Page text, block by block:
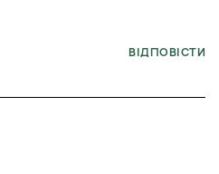
ВІДПОВІСТИ